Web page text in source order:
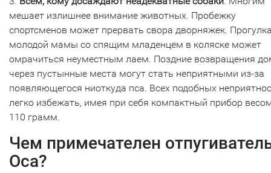
мешает излишнее внимание животных. Пробежку
спортсменов может прервать свора дворняжек.
молодой мамы со спящим младенцем в коляске может
омрачиться неуместным лаем. Поздние возвращения
через пустынные места могут стать неприятными из-за
появляющегося ниоткуда пса. Всех подобных
легко избежать, имея при себя компактный прибор
110 грамм.
Чем примечателен
Оса?